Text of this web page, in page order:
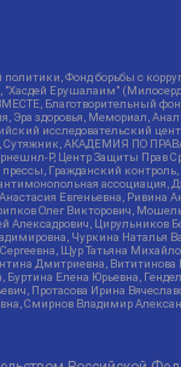
Фонд борьбы с
Ерушалаим"
Благотворительный
Эра здоровья, Мемориал,
исследовательский
Сутяжник, АКАДЕМИЯ ПО
Р, Центр Защиты Прав
Гражданский
ассоциация,
Евгеньевна, Ривина
Олег Викторович,
Алексадрович, Цирульников
Чуркина Наталья
Щур Татьяна
Дмитриевна, Вититинова
Елена Юрьевна,
Протасова Ирина
Смирнов Владимир